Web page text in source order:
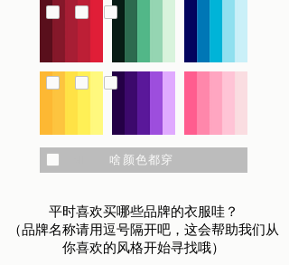
啥颜色都穿
平时喜欢买哪些品牌的衣服哇？
（品牌名称请用逗号隔开吧，这会帮助我们从
你喜欢的风格开始寻找哦）